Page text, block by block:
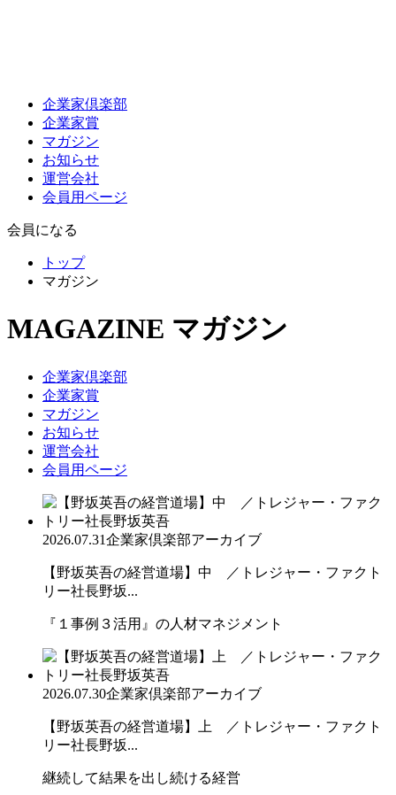
企業家倶楽部
企業家賞
マガジン
お知らせ
運営会社
会員用ページ
会員になる
トップ
マガジン
MAGAZINE マガジン
企業家倶楽部
企業家賞
マガジン
お知らせ
運営会社
会員用ページ
2026.07.31企業家倶楽部アーカイブ
【野坂英吾の経営道場】中 ／トレジャー・ファクト
リー社長野坂...
『１事例３活用』の人材マネジメント
2026.07.30企業家倶楽部アーカイブ
【野坂英吾の経営道場】上 ／トレジャー・ファクト
リー社長野坂...
継続して結果を出し続ける経営